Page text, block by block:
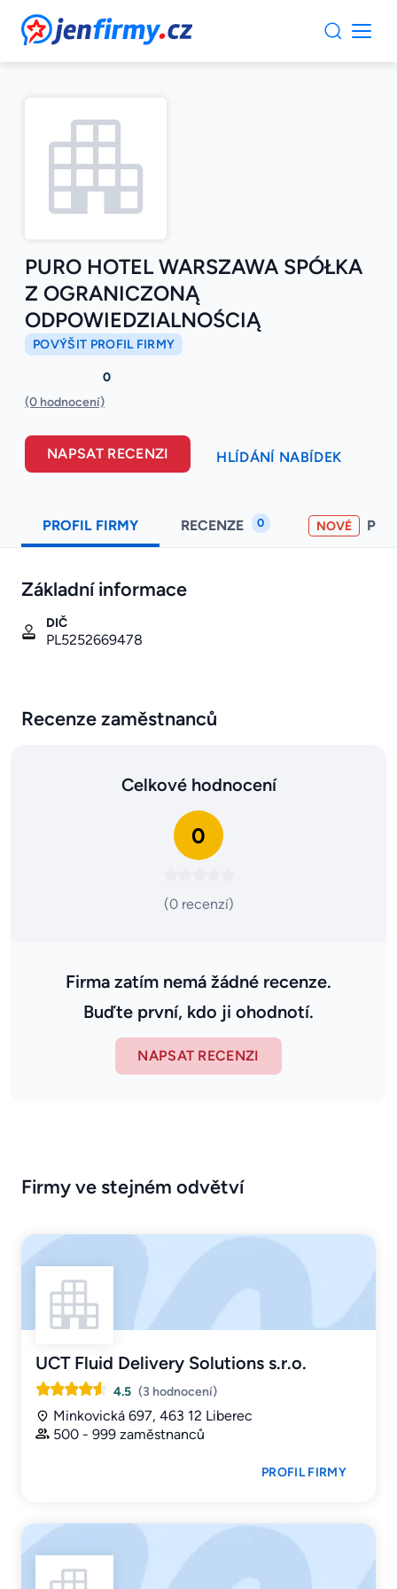
JenFirmy.cz
PURO HOTEL WARSZAWA SPÓŁKA
Z OGRANICZONĄ
ODPOWIEDZIALNOŚCIĄ
POVÝŠIT PROFIL FIRMY
0
(0 hodnocení)
NAPSAT RECENZI HLÍDÁNÍ NABÍDEK
PROFIL FIRMY RECENZE 0 NOVÉ
Základní informace
DIČ
PL5252669478
Recenze zaměstnanců
Celkové hodnocení
0
(0 recenzí)
Firma zatím nemá žádné recenze.
Buďte první, kdo ji ohodnotí.
NAPSAT RECENZI
Firmy ve stejném odvětví
UCT Fluid Delivery Solutions s.r.o.
4.5 (3 hodnocení)
Minkovická 697, 463 12 Liberec
500 - 999 zaměstnanců
PROFIL FIRMY